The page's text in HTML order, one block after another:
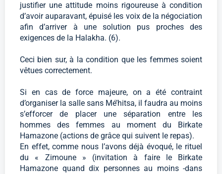
justifier une attitude moins rigoureuse à condition
d’avoir auparavant, épuisé les voix de la négociation
afin d’arriver à une solution pus proches des
exigences de la Halakha. (6).
Ceci bien sur, à la condition que les femmes soient
vêtues correctement.
Si en cas de force majeure, on a été contraint
d’organiser la salle sans Mé’hitsa, il faudra au moins
s’efforcer de placer une séparation entre les
hommes des femmes au moment du Birkate
Hamazone (actions de grâce qui suivent le repas).
En effet, comme nous l’avons déjà évoqué, le rituel
du « Zimoune » (invitation à faire le Birkate
Hamazone quand dix personnes au moins -dans